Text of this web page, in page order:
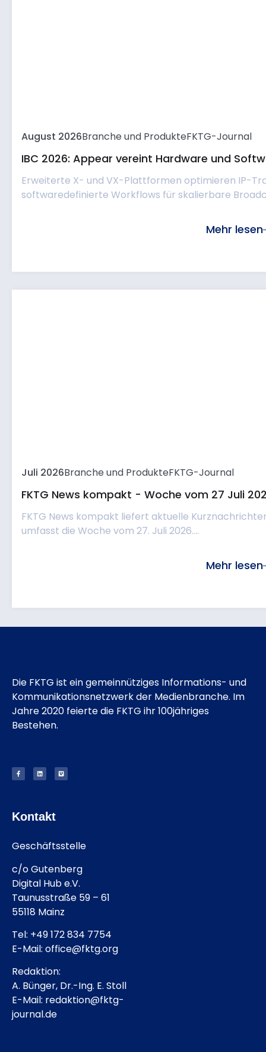
August 2026Branche und ProdukteFKTG-Journal
IBC 2026: Appear vereint Hardware und
Erweiterte X- und VX-Plattformen optimieren IP-
softwaredefinierte Workflows für skalierbare
Mehr lesen
Juli 2026Branche und ProdukteFKTG-Journal
FKTG News kompakt - Woche vom 27 Juli
FKTG News kompakt liefert aktuelle
umfasst die Woche vom 27. Juli 2026....
Mehr lesen
Die FKTG ist ein gemeinnütziges Informations- und
Kommunikationsnetzwerk der Medienbranche. Im
Jahre 2020 feierte die FKTG ihr 100jähriges
Bestehen.
Kontakt
Geschäftsstelle
c/o Gutenberg
Digital Hub e.V.
Taunusstraße 59 – 61
55118 Mainz
Tel: +49 172 834 7754
E-Mail: office@fktg.org
Redaktion:
A. Bünger, Dr.-Ing. E. Stoll
E-Mail: redaktion@fktg-
journal.de